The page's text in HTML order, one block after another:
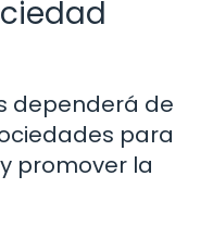
dependerá de
para
promover la